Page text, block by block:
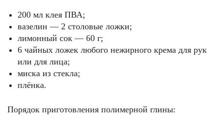
200 мл клея ПВА;
вазелин — 2 столовые ложки;
лимонный сок — 60 г;
6 чайных ложек любого нежирного крема для рук
или для лица;
миска из стекла;
плёнка.
Порядок приготовления полимерной глины: